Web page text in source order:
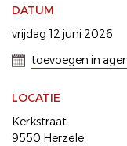
DATUM
vrijdag 12 juni 2026
toevoegen in
LOCATIE
Kerkstraat
9550 Herzele